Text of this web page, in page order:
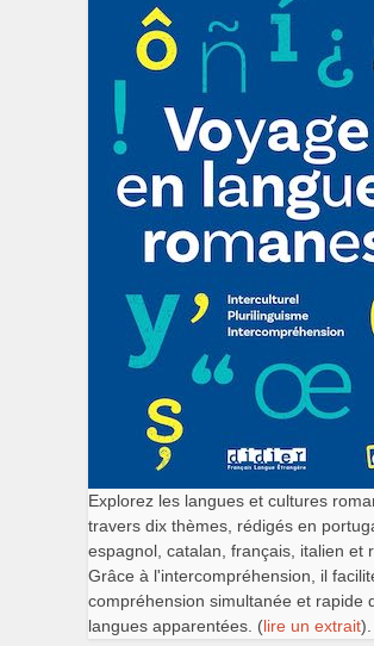
Explorez les langues et cultures
travers dix thèmes, rédigés en
espagnol, catalan, français, italien et
Grâce à l'intercompréhension, il
compréhension simultanée et rapide
langues apparentées. (lire un extrait).